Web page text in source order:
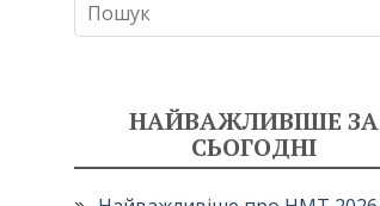
НАЙВАЖЛИВІШЕ ЗА
СЬОГОДНІ